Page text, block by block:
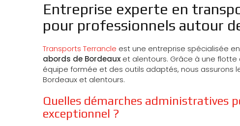
Entreprise experte en
pour professionnels autour
Transports Terrancle est une entreprise spécialisée en
abords de Bordeaux et alentours. Grâce à une
équipe formée et des outils adaptés, nous assurons
Bordeaux et alentours.
Quelles démarches administratives
exceptionnel ?